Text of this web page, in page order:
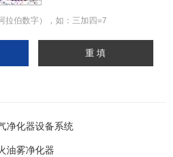
拉伯数字），如：三加四=7
净化器设备系统
油雾净化器